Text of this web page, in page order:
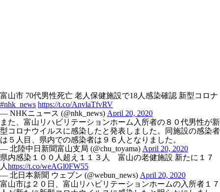
富山市 70代男性死亡 老人保健施設で18人感染確認 新型コロナ
#nhk_news https://t.co/AnvlaTfvRV
— NHKニュース (@nhk_news) April 20, 2020
また、富山リハビリテーションホーム入所者の８０代男性が新
型コロナウイルスに感染したと発表しました。同施設の感染者
は５人目、県内での感染者は９６人となりました。
— 北陸中日新聞富山支局 (@chu_toyama) April 20, 2020
県内感染１００人超え１１３人 富山の老健施設 新たに１７
人 https://t.co/weAGl0FW55
— 北日本新聞 ウェブン (@webun_news) April 20, 2020
富山市は２０日、富山リハビリテーションホームの入所者１７